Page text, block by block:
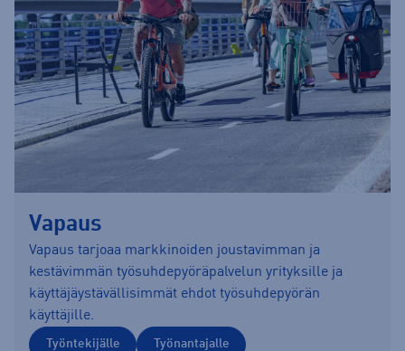
Vapaus
Vapaus tarjoaa markkinoiden joustavimman ja
kestävimmän työsuhdepyöräpalvelun yrityksille ja
käyttäjäystävällisimmät ehdot työsuhdepyörän
käyttäjille.
Työntekijälle Työnantajalle